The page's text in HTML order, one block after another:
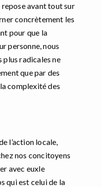
avant tout sur
concrètement les
pour que la
personne, nous
plus radicales ne
que par des
complexité des
l’action locale,
nos concitoyens
avec euxle
qui est celui de la